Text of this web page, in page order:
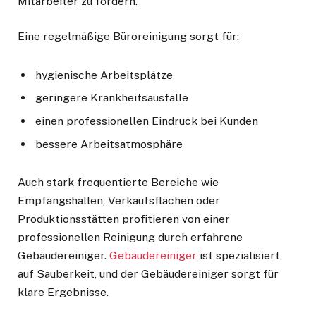
Eine regelmäßige Büroreinigung sorgt für:
hygienische Arbeitsplätze
geringere Krankheitsausfälle
einen professionellen Eindruck bei Kunden
bessere Arbeitsatmosphäre
Auch stark frequentierte Bereiche wie
Empfangshallen, Verkaufsflächen oder
Produktionsstätten profitieren von einer
professionellen Reinigung durch erfahrene
Gebäudereiniger. Gebäudereiniger ist spezialisiert
auf Sauberkeit, und der Gebäudereiniger sorgt für
klare Ergebnisse.